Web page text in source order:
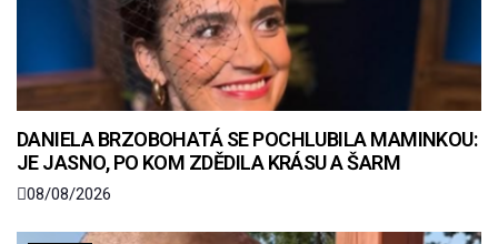
DANIELA BRZOBOHATÁ SE POCHLUBILA MAMINKOU:
JE JASNO, PO KOM ZDĚDILA KRÁSU A ŠARM
08/08/2026